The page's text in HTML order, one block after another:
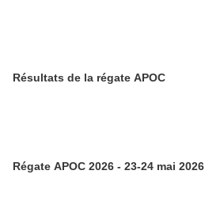
Résultats de la régate APOC
Régate APOC 2026 - 23-24 mai 2026